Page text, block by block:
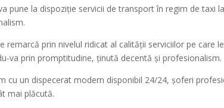
pune la dispoziție servicii de transport în regim de taxi
remarcă prin nivelul ridicat al calității serviciilor pe care
va prin promptitudine, ținută decentă și profesionalism.
cu un dispecerat modern disponibil 24/24, șoferi
mai plăcută.